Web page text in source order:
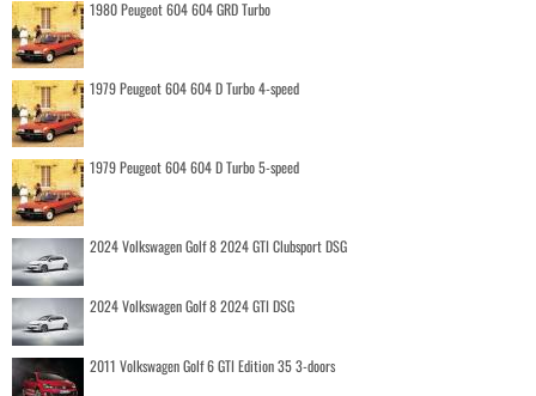
1980 Peugeot 604 604 GRD Turbo
1979 Peugeot 604 604 D Turbo 4-speed
1979 Peugeot 604 604 D Turbo 5-speed
2024 Volkswagen Golf 8 2024 GTI Clubsport DSG
2024 Volkswagen Golf 8 2024 GTI DSG
2011 Volkswagen Golf 6 GTI Edition 35 3-doors